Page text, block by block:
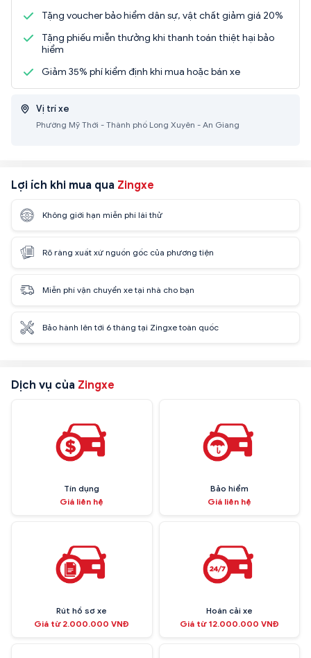
Tặng voucher bảo hiểm dân sự, vật chất giảm giá 20%
Tặng phiếu miễn thưởng khi thanh toán thiệt hại bảo
hiểm
Giảm 35% phí kiểm định khi mua hoặc bán xe
Vị trí xe
Phường Mỹ Thới - Thành phố Long Xuyên - An Giang
Lợi ích khi mua qua Zingxe
Không giới hạn miễn phí lái thử
Rõ ràng xuất xứ nguồn gốc của phương tiện
Miễn phí vận chuyển xe tại nhà cho bạn
Bảo hành lên tới 6 tháng tại Zingxe toàn quốc
Dịch vụ của Zingxe
Tín dụng
Giá liên hệ
Bảo hiểm
Giá liên hệ
Rút hồ sơ xe
Giá từ 2.000.000 VNĐ
Hoán cải xe
Giá từ 12.000.000 VNĐ